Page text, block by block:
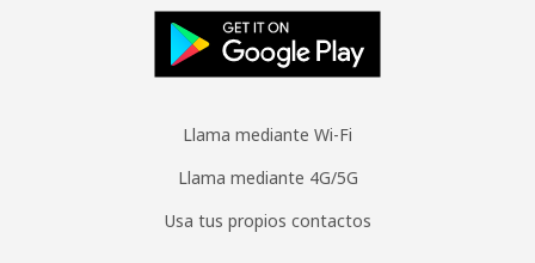
Llama mediante Wi-Fi
Llama mediante 4G/5G
Usa tus propios contactos